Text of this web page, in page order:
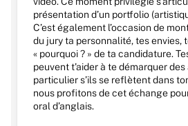
présentation d’un portfolio
C’est également l’occasion de
du jury ta personnalité, tes envies,
« pourquoi ? » de ta candidature.
peuvent t'aider à te démarquer
particulier s’ils se reflètent dans
nous profitons de cet échange
oral d’anglais.